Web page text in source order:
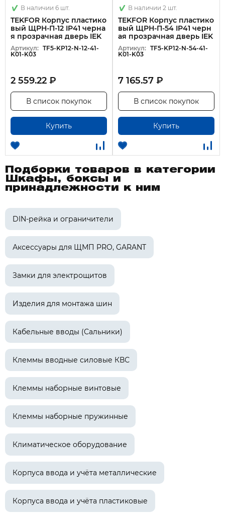
В наличии 6 шт.
TEKFOR Корпус пластико
вый ЩРН-П-12 IP41 черна
я прозрачная дверь IEK
Артикул: TF5-KP12-N-12-41-
K01-K03
2 559.22 ₽
Купить
В список покупок
В наличии 2 шт.
TEKFOR Корпус пластико
вый ЩРН-П-54 IP41 черн
ая прозрачная дверь IEK
Артикул: TF5-KP12-N-54-41-
K01-K03
7 165.57 ₽
Купить
В список покупок
Подборки товаров в категории
Шкафы, боксы и
принадлежности к ним
DIN-рейка и ограничители
Аксессуары для ЩМП PRO, GARANT
Замки для электрощитов
Изделия для монтажа шин
Кабельные вводы (Сальники)
Клеммы вводные силовые КВС
Клеммы наборные винтовые
Клеммы наборные пружинные
Климатическое оборудование
Корпуса ввода и учёта металлические
Корпуса ввода и учёта пластиковые